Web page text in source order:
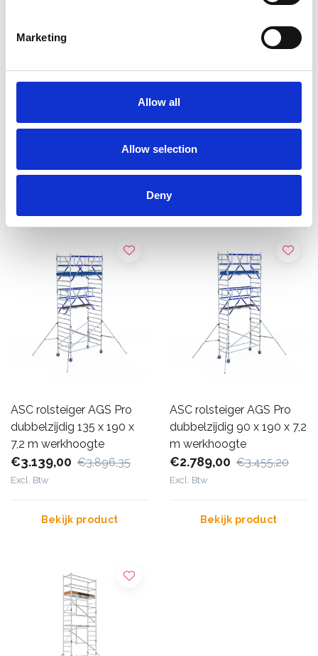
Marketing
Allow all
Allow selection
Deny
Kamersteiger
Euroscaffold werkhoogte
7,50 m
ASC rolsteiger AGS Pro
dubbelzijdig 75 x 190 x 7,2
Excl. Btw
ASC rolsteiger AGS Pro
dubbelzijdig 135 x 190 x
7,2 m werkhoogte
€3.139,00 €3.896,35
Excl. Btw
Bekijk product
ASC rolsteiger AGS Pro
dubbelzijdig 90 x 190 x 7,2
m werkhoogte
€2.789,00 €3.455,20
Excl. Btw
Bekijk product